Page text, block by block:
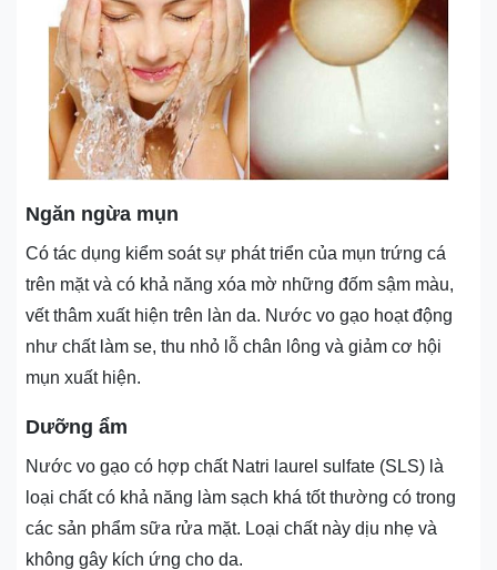
Ngăn ngừa mụn
Có tác dụng kiểm soát sự phát triển của mụn trứng cá
trên mặt và có khả năng xóa mờ những đốm sậm màu,
vết thâm xuất hiện trên làn da. Nước vo gạo hoạt động
như chất làm se, thu nhỏ lỗ chân lông và giảm cơ hội
mụn xuất hiện.
Dưỡng ẩm
Nước vo gạo có hợp chất Natri laurel sulfate (SLS) là
loại chất có khả năng làm sạch khá tốt thường có trong
các sản phẩm sữa rửa mặt. Loại chất này dịu nhẹ và
không gây kích ứng cho da.